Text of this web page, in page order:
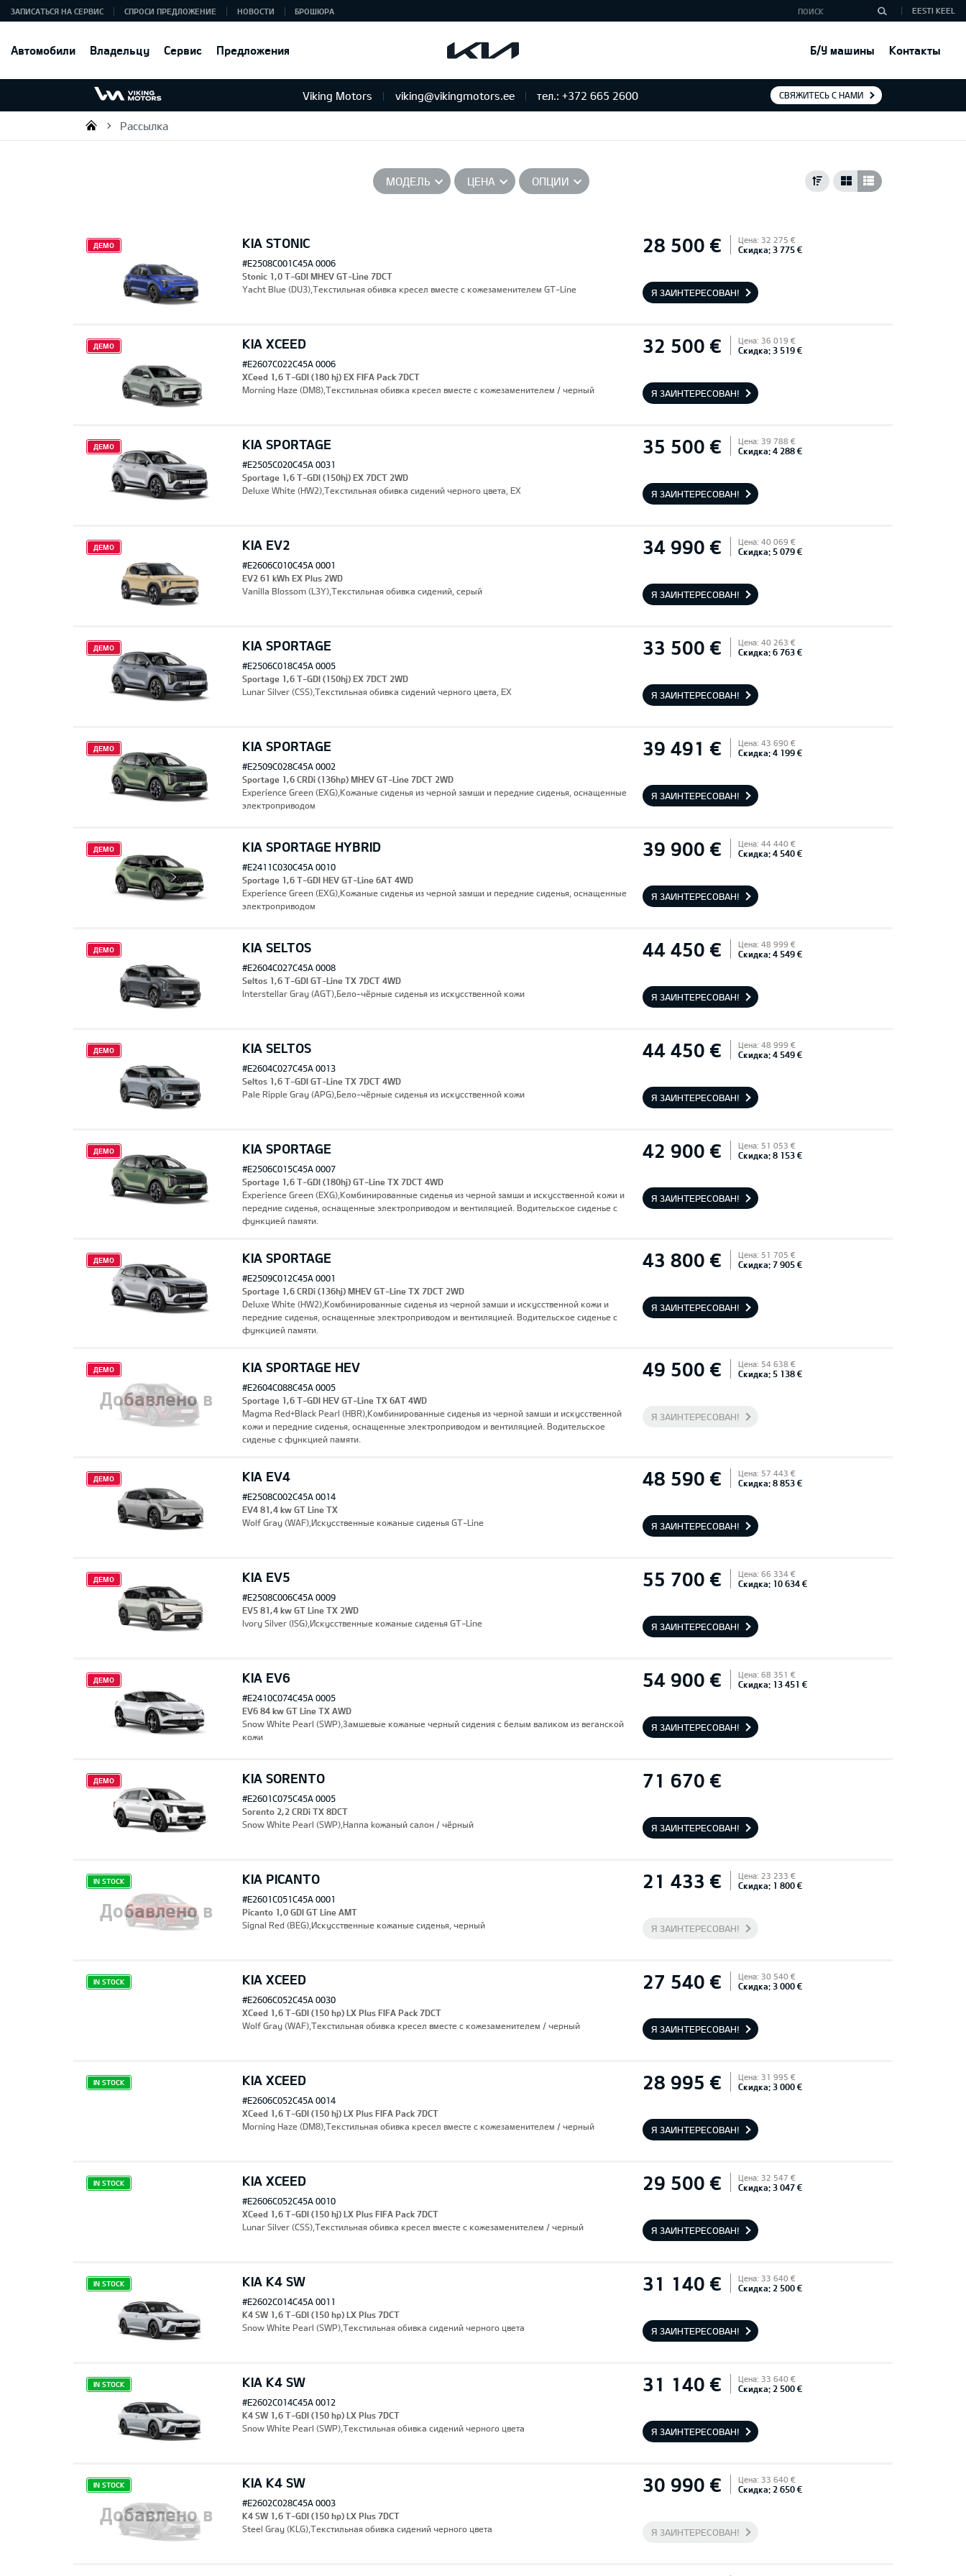
Автомобили Владельцу Сервис Предложения Б/У машины Контакты
ЗАПИСАТЬСЯ НА СЕРВИС СПРОСИ ПРЕДЛОЖЕНИЕ НОВОСТИ БРОШЮРА EESTI KEEL
Viking Motors viking@vikingmotors.ee тел.: +372 665 2600 СВЯЖИТЕСЬ С НАМИ
Viking Motors - Kia продажа, обслуживание и ремонт
Рассылка
МОДЕЛЬ ЦЕНА ОПЦИИ
KIA STONIC 28 500 € Цена: 32 275 €
Скидка: 3 775 €
ДЕМО
#E2508C001C45A 0006
Stonic 1,0 T-GDI MHEV GT-Line 7DCT
Yacht Blue (DU3),Текстильная обивка кресел вместе с кожезаменителем GT-Line
Я ЗАИНТЕРЕСОВАН!
KIA XCEED 32 500 € Цена: 36 019 €
Скидка: 3 519 €
ДЕМО
#E2607C022C45A 0006
XCeed 1,6 T-GDI (180 hj) EX FIFA Pack 7DCT
Morning Haze (DM8),Текстильная обивка кресел вместе с кожезаменителем / черный
Я ЗАИНТЕРЕСОВАН!
KIA SPORTAGE 35 500 € Цена: 39 788 €
Скидка: 4 288 €
ДЕМО
#E2505C020C45A 0031
Sportage 1,6 T-GDI (150hj) EX 7DCT 2WD
Deluxe White (HW2),Текстильная обивка сидений черного цвета, EX
Я ЗАИНТЕРЕСОВАН!
KIA EV2 34 990 € Цена: 40 069 €
Скидка: 5 079 €
ДЕМО
#E2606C010C45A 0001
EV2 61 kWh EX Plus 2WD
Vanilla Blossom (L3Y),Текстильная обивка сидений, серый
Я ЗАИНТЕРЕСОВАН!
KIA SPORTAGE 33 500 € Цена: 40 263 €
Скидка: 6 763 €
ДЕМО
#E2506C018C45A 0005
Sportage 1,6 T-GDI (150hj) EX 7DCT 2WD
Lunar Silver (CSS),Текстильная обивка сидений черного цвета, EX
Я ЗАИНТЕРЕСОВАН!
KIA SPORTAGE 39 491 € Цена: 43 690 €
Скидка: 4 199 €
ДЕМО
#E2509C028C45A 0002
Sportage 1,6 CRDi (136hp) MHEV GT-Line 7DCT 2WD
Experience Green (EXG),Кожаные сиденья из черной замши и передние сиденья, оснащенные
электроприводом
Я ЗАИНТЕРЕСОВАН!
KIA SPORTAGE HYBRID 39 900 € Цена: 44 440 €
Скидка: 4 540 €
ДЕМО
#E2411C030C45A 0010
Sportage 1,6 T-GDI HEV GT-Line 6AT 4WD
Experience Green (EXG),Кожаные сиденья из черной замши и передние сиденья, оснащенные
электроприводом
Я ЗАИНТЕРЕСОВАН!
KIA SELTOS 44 450 € Цена: 48 999 €
Скидка: 4 549 €
ДЕМО
#E2604C027C45A 0008
Seltos 1,6 T-GDI GT-Line TX 7DCT 4WD
Interstellar Gray (AGT),Бело-чёрные сиденья из искусственной кожи
Я ЗАИНТЕРЕСОВАН!
KIA SELTOS 44 450 € Цена: 48 999 €
Скидка: 4 549 €
ДЕМО
#E2604C027C45A 0013
Seltos 1,6 T-GDI GT-Line TX 7DCT 4WD
Pale Ripple Gray (APG),Бело-чёрные сиденья из искусственной кожи
Я ЗАИНТЕРЕСОВАН!
KIA SPORTAGE 42 900 € Цена: 51 053 €
Скидка: 8 153 €
ДЕМО
#E2506C015C45A 0007
Sportage 1,6 T-GDI (180hj) GT-Line TX 7DCT 4WD
Experience Green (EXG),Комбинированные сиденья из черной замши и искусственной кожи и
передние сиденья, оснащенные электроприводом и вентиляцией. Водительское сиденье с
функцией памяти.
Я ЗАИНТЕРЕСОВАН!
KIA SPORTAGE 43 800 € Цена: 51 705 €
Скидка: 7 905 €
ДЕМО
#E2509C012C45A 0001
Sportage 1,6 CRDi (136hj) MHEV GT-Line TX 7DCT 2WD
Deluxe White (HW2),Комбинированные сиденья из черной замши и искусственной кожи и
передние сиденья, оснащенные электроприводом и вентиляцией. Водительское сиденье с
функцией памяти.
Я ЗАИНТЕРЕСОВАН!
KIA SPORTAGE HEV
Добавлено в
закладки
49 500 € Цена: 54 638 €
Скидка: 5 138 €
ДЕМО
#E2604C088C45A 0005
Sportage 1,6 T-GDI HEV GT-Line TX 6AT 4WD
Magma Red+Black Pearl (HBR),Комбинированные сиденья из черной замши и искусственной
кожи и передние сиденья, оснащенные электроприводом и вентиляцией. Водительское
сиденье с функцией памяти.
Я ЗАИНТЕРЕСОВАН!
KIA EV4 48 590 € Цена: 57 443 €
Скидка: 8 853 €
ДЕМО
#E2508C002C45A 0014
EV4 81,4 kw GT Line TX
Wolf Gray (WAF),Искусственные кожаные сиденья GT-Line
Я ЗАИНТЕРЕСОВАН!
KIA EV5 55 700 € Цена: 66 334 €
Скидка: 10 634 €
ДЕМО
#E2508C006C45A 0009
EV5 81,4 kw GT Line TX 2WD
Ivory Silver (ISG),Искусственные кожаные сиденья GT-Line
Я ЗАИНТЕРЕСОВАН!
KIA EV6 54 900 € Цена: 68 351 €
Скидка: 13 451 €
ДЕМО
#E2410C074C45A 0005
EV6 84 kw GT Line TX AWD
Snow White Pearl (SWP),Замшевые кожаные черный сидения с белым валиком из веганской
кожи
Я ЗАИНТЕРЕСОВАН!
KIA SORENTO 71 670 €
ДЕМО
#E2601C075C45A 0005
Sorento 2,2 CRDi TX 8DCT
Snow White Pearl (SWP),Hаппа kожаный салон / чёрный
Я ЗАИНТЕРЕСОВАН!
KIA PICANTO
Добавлено в
закладки
21 433 € Цена: 23 233 €
Скидка: 1 800 €
IN STOCK
#E2601C051C45A 0001
Picanto 1,0 GDI GT Line AMT
Signal Red (BEG),Искусственные кожаные сиденья, черный
Я ЗАИНТЕРЕСОВАН!
KIA XCEED 27 540 € Цена: 30 540 €
Скидка: 3 000 €
IN STOCK
#E2606C052C45A 0030
XCeed 1,6 T-GDI (150 hp) LX Plus FIFA Pack 7DCT
Wolf Gray (WAF),Текстильная обивка кресел вместе с кожезаменителем / черный
Я ЗАИНТЕРЕСОВАН!
KIA XCEED 28 995 € Цена: 31 995 €
Скидка: 3 000 €
IN STOCK
#E2606C052C45A 0014
XCeed 1,6 T-GDI (150 hj) LX Plus FIFA Pack 7DCT
Morning Haze (DM8),Текстильная обивка кресел вместе с кожезаменителем / черный
Я ЗАИНТЕРЕСОВАН!
KIA XCEED 29 500 € Цена: 32 547 €
Скидка: 3 047 €
IN STOCK
#E2606C052C45A 0010
XCeed 1,6 T-GDI (150 hj) LX Plus FIFA Pack 7DCT
Lunar Silver (CSS),Текстильная обивка кресел вместе с кожезаменителем / черный
Я ЗАИНТЕРЕСОВАН!
KIA K4 SW 31 140 € Цена: 33 640 €
Скидка: 2 500 €
IN STOCK
#E2602C014C45A 0011
K4 SW 1,6 T-GDI (150 hp) LX Plus 7DCT
Snow White Pearl (SWP),Текстильная обивка сидений черного цвета
Я ЗАИНТЕРЕСОВАН!
KIA K4 SW 31 140 € Цена: 33 640 €
Скидка: 2 500 €
IN STOCK
#E2602C014C45A 0012
K4 SW 1,6 T-GDI (150 hp) LX Plus 7DCT
Snow White Pearl (SWP),Текстильная обивка сидений черного цвета
Я ЗАИНТЕРЕСОВАН!
KIA K4 SW
Добавлено в
30 990 € Цена: 33 640 €
Скидка: 2 650 €
IN STOCK
#E2602C028C45A 0003
K4 SW 1,6 T-GDI (150 hp) LX Plus 7DCT
Steel Gray (KLG),Текстильная обивка сидений черного цвета
Я ЗАИНТЕРЕСОВАН!